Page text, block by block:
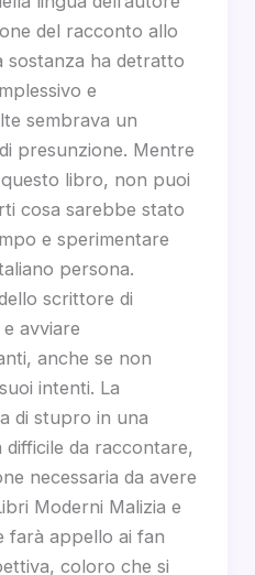
del racconto allo
sostanza ha detratto
e
sembrava un
presunzione. Mentre
libro, non puoi
cosa sarebbe stato
e sperimentare
persona.
scrittore di
avviare
anche se non
intenti. La
di stupro in una
difficile da raccontare,
necessaria da avere
Moderni Malizia e
farà appello ai fan
coloro che si